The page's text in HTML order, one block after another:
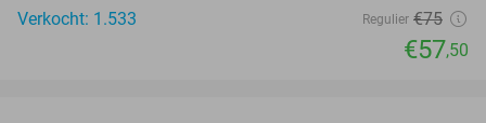
Verkocht: 1.533 Regulier €75
€57,50